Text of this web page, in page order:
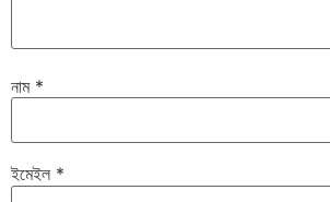
নাম *
ইমেইল *